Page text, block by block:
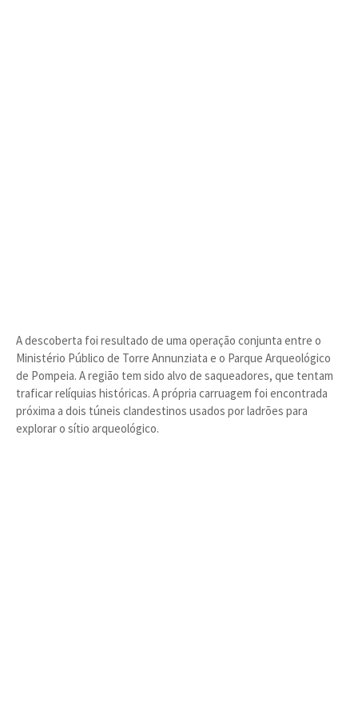
A descoberta foi resultado de uma operação conjunta entre o
Ministério Público de Torre Annunziata e o Parque Arqueológico
de Pompeia. A região tem sido alvo de saqueadores, que tentam
traficar relíquias históricas. A própria carruagem foi encontrada
próxima a dois túneis clandestinos usados por ladrões para
explorar o sítio arqueológico.